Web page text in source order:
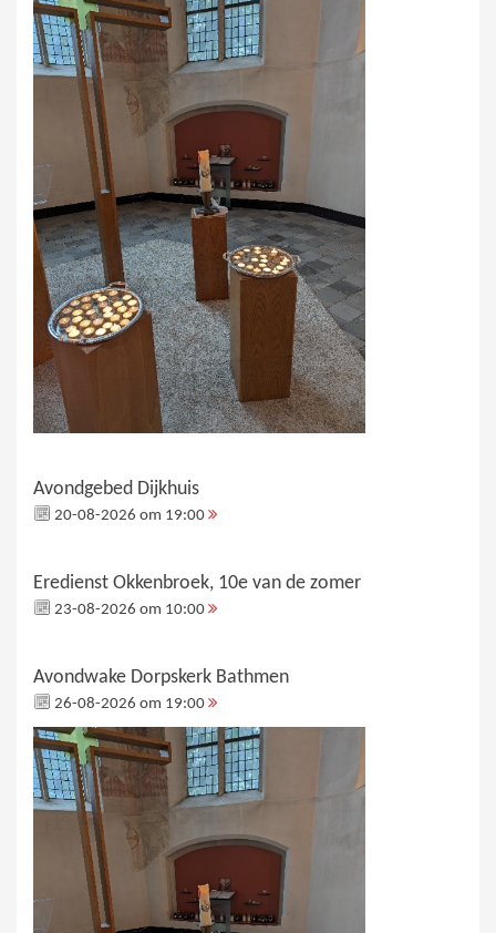
Avondgebed Dijkhuis
20-08-2026 om 19:00
Eredienst Okkenbroek, 10e van de zomer
23-08-2026 om 10:00
Avondwake Dorpskerk Bathmen
26-08-2026 om 19:00